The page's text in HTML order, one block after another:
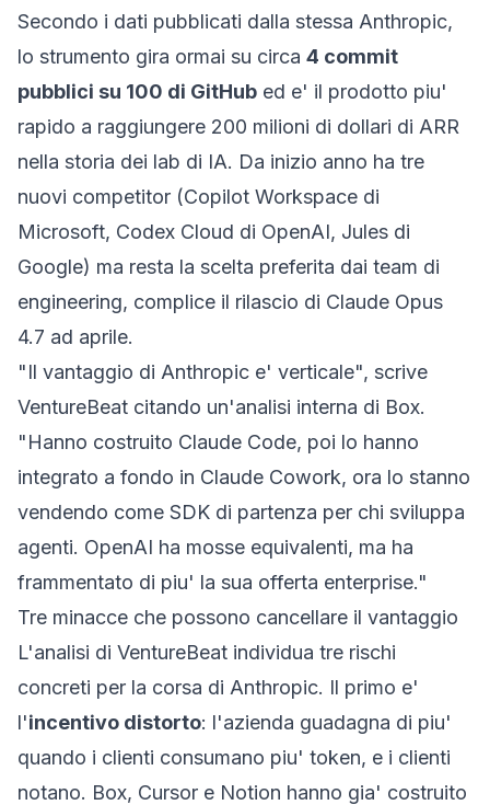
Secondo i dati pubblicati dalla stessa Anthropic,
lo strumento gira ormai su circa 4 commit
pubblici su 100 di GitHub ed e' il prodotto piu'
rapido a raggiungere 200 milioni di dollari di ARR
nella storia dei lab di IA. Da inizio anno ha tre
nuovi competitor (Copilot Workspace di
Microsoft, Codex Cloud di OpenAI, Jules di
Google) ma resta la scelta preferita dai team di
engineering, complice il rilascio di Claude Opus
4.7 ad aprile.
"Il vantaggio di Anthropic e' verticale", scrive
VentureBeat citando un'analisi interna di Box.
"Hanno costruito Claude Code, poi lo hanno
integrato a fondo in Claude Cowork, ora lo stanno
vendendo come SDK di partenza per chi sviluppa
agenti. OpenAI ha mosse equivalenti, ma ha
frammentato di piu' la sua offerta enterprise."
Tre minacce che possono cancellare il vantaggio
L'analisi di VentureBeat individua tre rischi
concreti per la corsa di Anthropic. Il primo e'
l'incentivo distorto: l'azienda guadagna di piu'
quando i clienti consumano piu' token, e i clienti
notano. Box, Cursor e Notion hanno gia' costruito